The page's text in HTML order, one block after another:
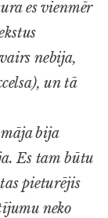
es vienmēr
nebija,
), un tā
bija
Es tam būtu
pieturējis
neko